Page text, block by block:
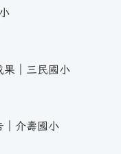
果｜三民國小
｜介壽國小